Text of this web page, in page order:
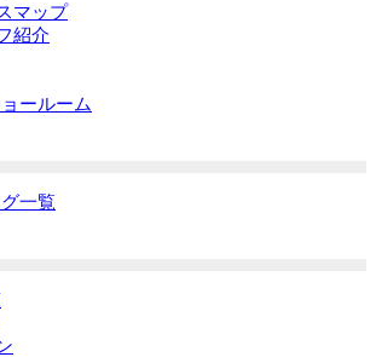
マップ
紹介
ールーム
一覧